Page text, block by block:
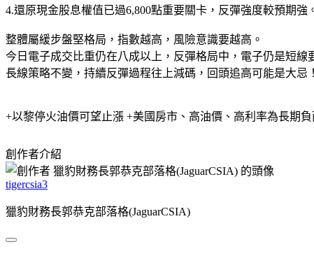
4.還原現金股息權值已過6,800點重要關卡，反彈強度較預期強
整體屬緩步盤堅格局，指數越高，風險意識要越高。
今日電子成交比重仍在八成以上，反彈格局中，電子仍是短線
長線策略不變，持續反彈過程往上減碼，回頭追高可能是大忌！
+以黎停火油價可望止漲 +美國房市、高油價、高利率為長期
創作者介紹
tigercsia3
獵豹財務長郭恭克部落格(JaguarCSIA)